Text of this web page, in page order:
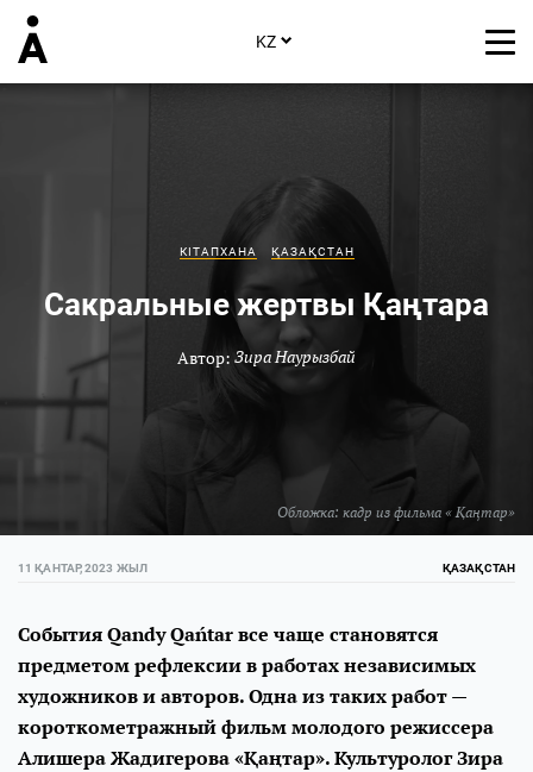
KZ
Обложка: кадр из фильма « Қаңтар»
КІТАПХАНА ҚАЗАҚСТАН
Сакральные жертвы Қаңтара
Автор: Зира Наурызбай
11 ҚАНТАР, 2023 ЖЫЛ ҚАЗАҚСТАН
События Qandy Qańtar все чаще становятся
предметом рефлексии в работах независимых
художников и авторов. Одна из таких работ —
короткометражный фильм молодого режиссера
Алишера Жадигерова «Қаңтар». Культуролог Зира